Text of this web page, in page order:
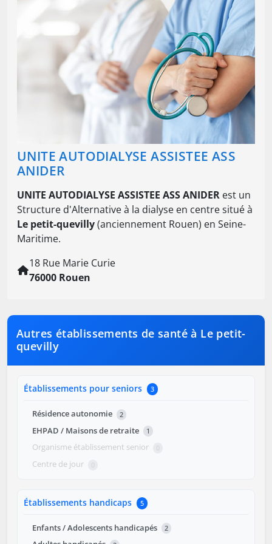
UNITE AUTODIALYSE ASSISTEE ASS
ANIDER
UNITE AUTODIALYSE ASSISTEE ASS ANIDER est un
Structure d'Alternative à la dialyse en centre situé à
Le petit-quevilly(anciennement Rouen) en Seine-
Maritime.
18 Rue Marie Curie
76000 Rouen
Autres établissements de santé à Le petit-
quevilly
Établissements pour seniors 3
Résidence autonomie 2
EHPAD / Maisons de retraite 1
Organisme établissement senior 0
Centre de jour 0
Établissements handicaps 5
Enfants / Adolescents handicapés 2